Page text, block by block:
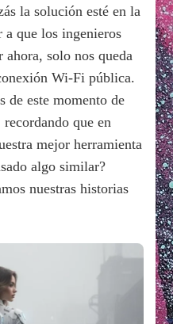
la solución esté en la
a que los ingenieros
ahora, solo nos queda
Wi-Fi pública.
de este momento de
que en
mejor herramienta
algo similar?
nuestras historias